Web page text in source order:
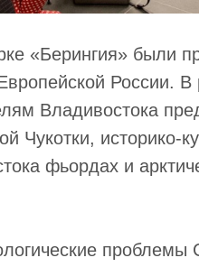
«Берингия» были
России. В
Владивостока
Чукотки, историко-
фьордах и